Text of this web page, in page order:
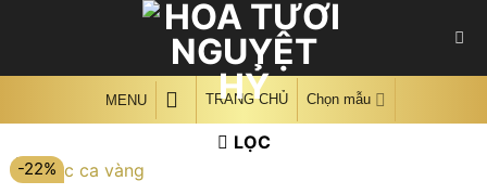
MENU TRANG CHỦ Chọn mẫu
LỌC
-22%